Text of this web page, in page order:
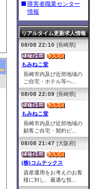
障害者職業センター
情報
リアルタイム更新求人情報
08/08 22:10 [長崎県]
もみねこ堂
長崎市内及び近郊地域の
ご自宅・ホテル等へ...
08/08 22:09 [長崎県]
もみねこ堂
長崎市内及び近郊地域の
顧客ご自宅・契約ビ...
08/08 21:47 [大阪府]
(株)コムテックス
資産運用をお考えのお客
様に対し、最適な投...